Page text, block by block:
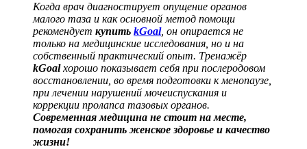
Когда врач диагностирует опущение органов
малого таза и как основной метод помощи
рекомендует купить kGoal, он опирается не
только на медицинские исследования, но и на
собственный практический опыт. Тренажёр
kGoalхорошо показывает себя при послеродовом
восстановлении, во время подготовки к менопаузе,
при лечении нарушений мочеиспускания и
коррекции пролапса тазовых органов.
Современная медицина не стоит на месте,
помогая сохранить женское здоровье и качество
жизни!